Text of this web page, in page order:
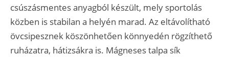
csúszásmentes anyagból készült, mely sportolás
közben is stabilan a helyén marad. Az eltávolítható
övcsipesznek köszönhetően könnyedén rögzíthető
ruházatra, hátizsákra is. Mágneses talpa sík